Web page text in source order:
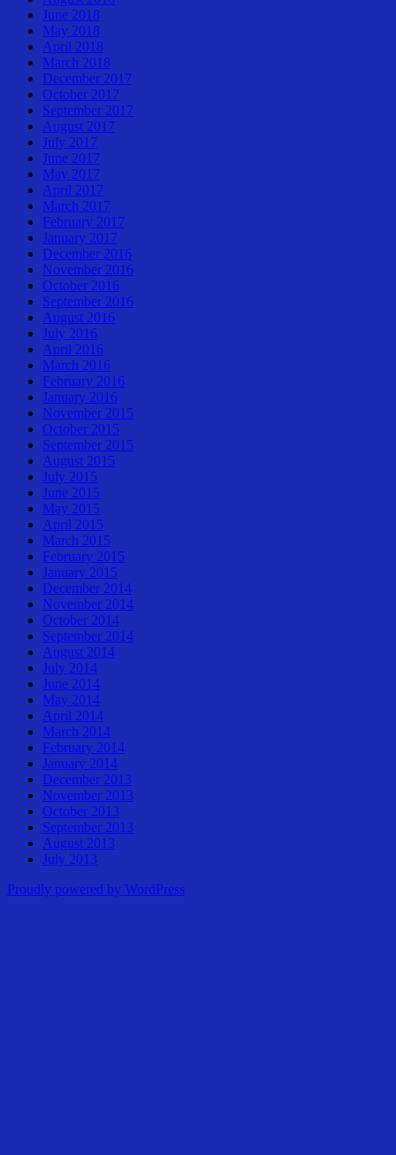
June 2018
May 2018
April 2018
March 2018
December 2017
October 2017
September 2017
August 2017
July 2017
June 2017
May 2017
April 2017
March 2017
February 2017
January 2017
December 2016
November 2016
October 2016
September 2016
August 2016
July 2016
April 2016
March 2016
February 2016
January 2016
November 2015
October 2015
September 2015
August 2015
July 2015
June 2015
May 2015
April 2015
March 2015
February 2015
January 2015
December 2014
November 2014
October 2014
September 2014
August 2014
July 2014
June 2014
May 2014
April 2014
March 2014
February 2014
January 2014
December 2013
November 2013
October 2013
September 2013
August 2013
July 2013
Proudly powered by WordPress